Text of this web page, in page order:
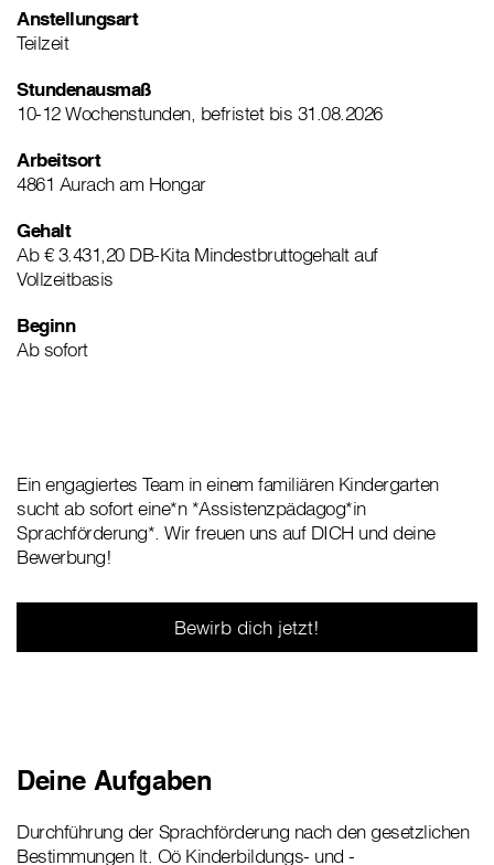
Anstellungsart
Teilzeit
Stundenausmaß
10-12 Wochenstunden, befristet bis 31.08.2026
Arbeitsort
4861 Aurach am Hongar
Gehalt
Ab € 3.431,20 DB-Kita Mindestbruttogehalt auf
Vollzeitbasis
Beginn
Ab sofort
Ein engagiertes Team in einem familiären Kindergarten
sucht ab sofort eine*n *Assistenzpädagog*in
Sprachförderung*. Wir freuen uns auf DICH und deine
Bewerbung!
Bewirb dich jetzt!
Deine Aufgaben
Durchführung der Sprachförderung nach den gesetzlichen
Bestimmungen lt. Oö Kinderbildungs- und -